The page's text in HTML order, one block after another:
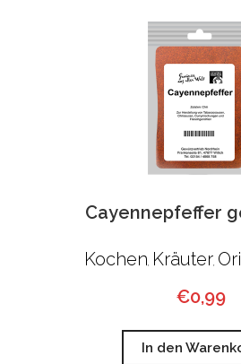
Cayennepfeffer
Kochen Kräuter
€0,99
In den